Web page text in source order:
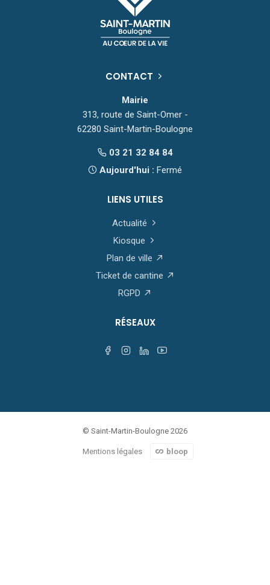
CONTACT
Mairie
313, route de Saint-Omer -
62280 Saint-Martin-Boulogne
03 21 32 84 84
Aujourd'hui : Fermé
LIENS UTILES
Actualité
Kiosque
Plan de ville
Ticket de cantine
RGPD
RÉSEAUX
© Saint-Martin-Boulogne 2026
Mentions légales bloop